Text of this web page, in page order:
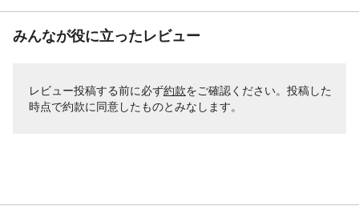
みんなが役に立ったレビュー
レビュー投稿する前に必ず約款をご確認ください。投稿した
時点で約款に同意したものとみなします。